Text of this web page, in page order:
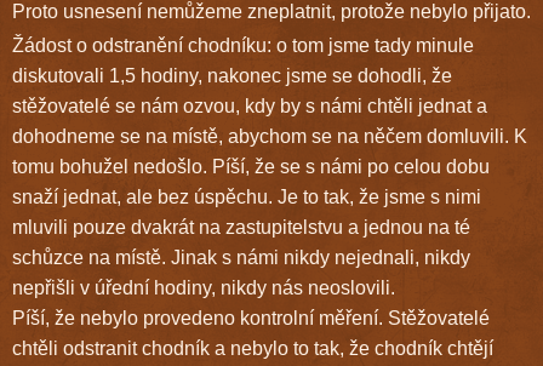
Proto usnesení nemůžeme zneplatnit, protože nebylo přijato.
Žádost o odstranění chodníku: o tom jsme tady minule
diskutovali 1,5 hodiny, nakonec jsme se dohodli, že
stěžovatelé se nám ozvou, kdy by s námi chtěli jednat a
dohodneme se na místě, abychom se na něčem domluvili. K
tomu bohužel nedošlo. Píší, že se s námi po celou dobu
snaží jednat, ale bez úspěchu. Je to tak, že jsme s nimi
mluvili pouze dvakrát na zastupitelstvu a jednou na té
schůzce na místě. Jinak s námi nikdy nejednali, nikdy
nepřišli v úřední hodiny, nikdy nás neoslovili.
Píší, že nebylo provedeno kontrolní měření. Stěžovatelé
chtěli odstranit chodník a nebylo to tak, že chodník chtějí